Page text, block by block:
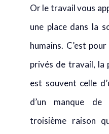
Or le travail vous
une place dans la
humains. C’est
privés de travail, la
est souvent celle
d’un manque
troisième raison